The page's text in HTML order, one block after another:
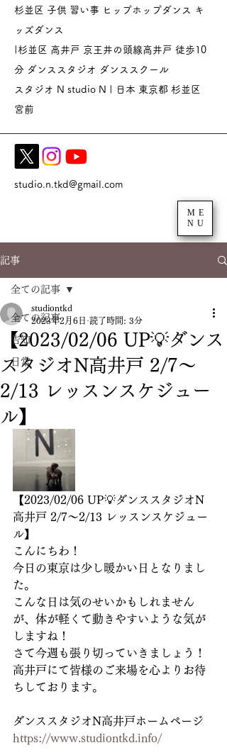
杉並区 子供 習い事 ヒップホップダンス キ
ッズダンス
|杉並区 高井戸 京王井の頭線高井戸 徒歩10
分 ダンススタジオ ダンススクール
スタジオ N studio N | 日本 東京都 杉並区
宮前
studio.n.tkd@gmail.com
ME
NU
記事
全ての記事
告知
日常
全ての記事
【2023/02/06 UP💡ダンス
スタジオN高井戸 2/7〜
2/13 レッスンスケジュー
ル】
studiontkd
2023年2月6日 読了時間: 3分
【2023/02/06 UP💡ダンススタジオN
高井戸 2/7〜2/13 レッスンスケジュー
ル】
こんにちわ！
今日の東京は少し暖かい日となりまし
た。
こんな日は気のせいかもしれません
が、体が軽くて動きやすいような気が
しますね！
さて今週も張り切っていきましょう！
高井戸にて皆様のご来場を心よりお待
ちしております。
ダンススタジオN高井戸ホームページ
https://www.studiontkd.info/